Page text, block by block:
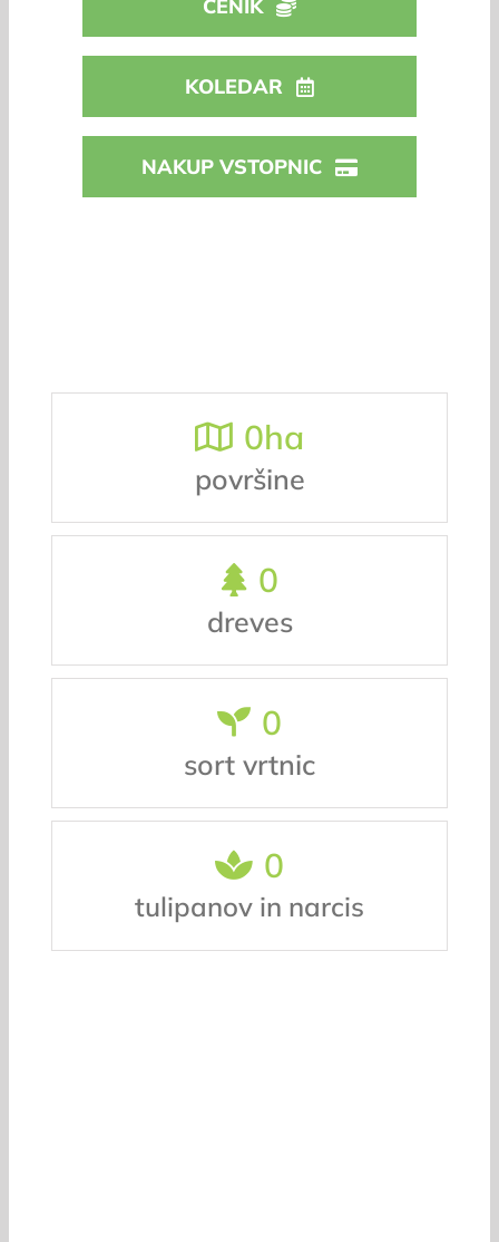
CENIK
KOLEDAR
NAKUP VSTOPNIC
0ha
površine
0
dreves
0
sort vrtnic
0
tulipanov in narcis